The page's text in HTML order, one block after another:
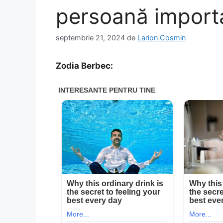
persoană
septembrie 21, 2024 de Larion Cosmin
Zodia Berbec: